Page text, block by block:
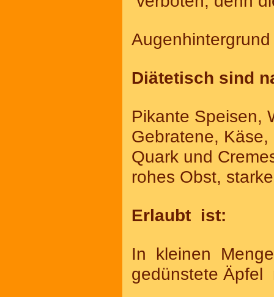
Diätetisch sind
Pikante Speisen,
Gebratene,
Quark und
rohes Obst,
Erlaubt ist:
In kleinen
gedünstete Äpfel